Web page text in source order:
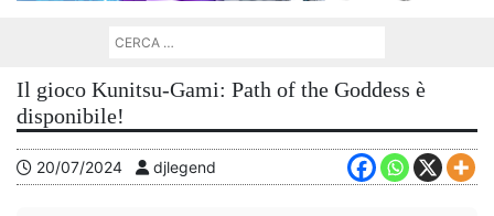
Il gioco Kunitsu-Gami: Path of the Goddess è
disponibile!
20/07/2024 djlegend